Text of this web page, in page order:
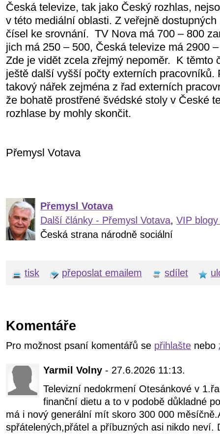
Česká televize, tak jako Český rozhlas,
v této mediální oblasti. Z veřejně
čísel ke srovnání. TV Nova má 700 – 800
jich má 250 – 500, Česká televize má 2900
Zde je vidět zcela zřejmý nepoměr. K těmto
ještě další vyšší počty externích pracovníků.
takový nářek zejména z řad externích
že bohatě prostřené švédské stoly v České
rozhlase by mohly skončit.
Přemysl Votava
Přemysl Votava
Další články - Přemysl Votava, VIP
Česká strana národně sociální
tisk přeposlat emailem sdílet
Komentáře
Pro možnost psaní komentářů se přihlašte nebo
Yarmil Volny - 27.6.2026 11:13.
Televizní nedokrmení Otesánkové v
finanční dietu a to v podobě důkladné
má i nový generální mít skoro 300 000
spřátelených,přátel a příbuzných asi nikdo neví.